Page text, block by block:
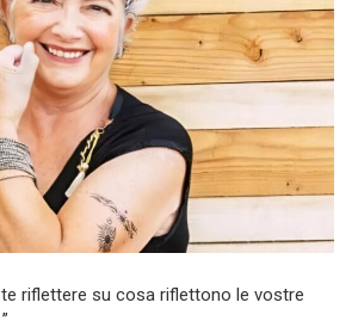
riflettere su cosa riflettono le vostre